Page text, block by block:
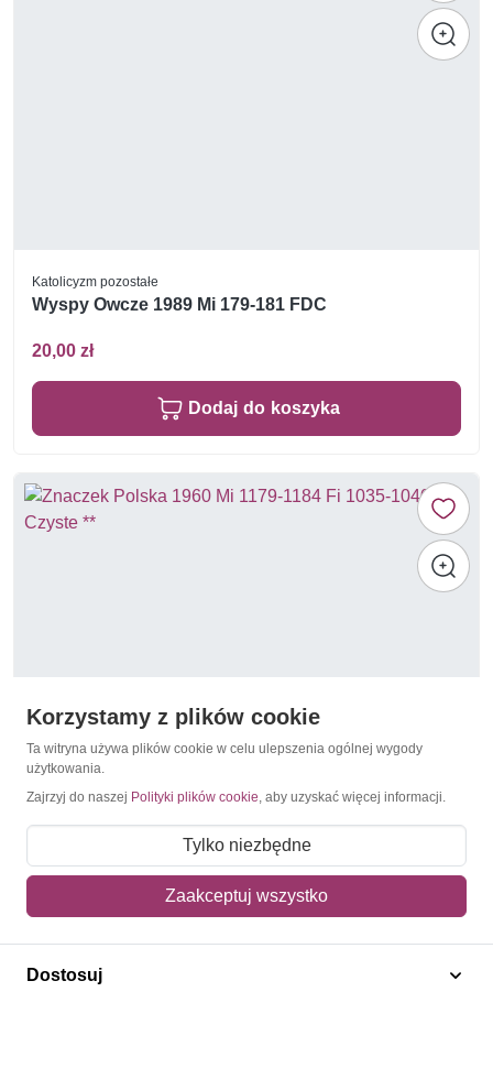
Katolicyzm pozostałe
Wyspy Owcze 1989 Mi 179-181 FDC
20,00 zł
Dodaj do koszyka
Polska 1960 Mi 1179-1184 Fi 1035-1040 Czyste **
49,50 zł
Dodaj do koszyka
Korzystamy z plików cookie
Ta witryna używa plików cookie w celu ulepszenia ogólnej wygody
użytkowania.
Zajrzyj do naszej Polityki plików cookie, aby uzyskać więcej informacji.
Tylko niezbędne
Zaakceptuj wszystko
Dostosuj